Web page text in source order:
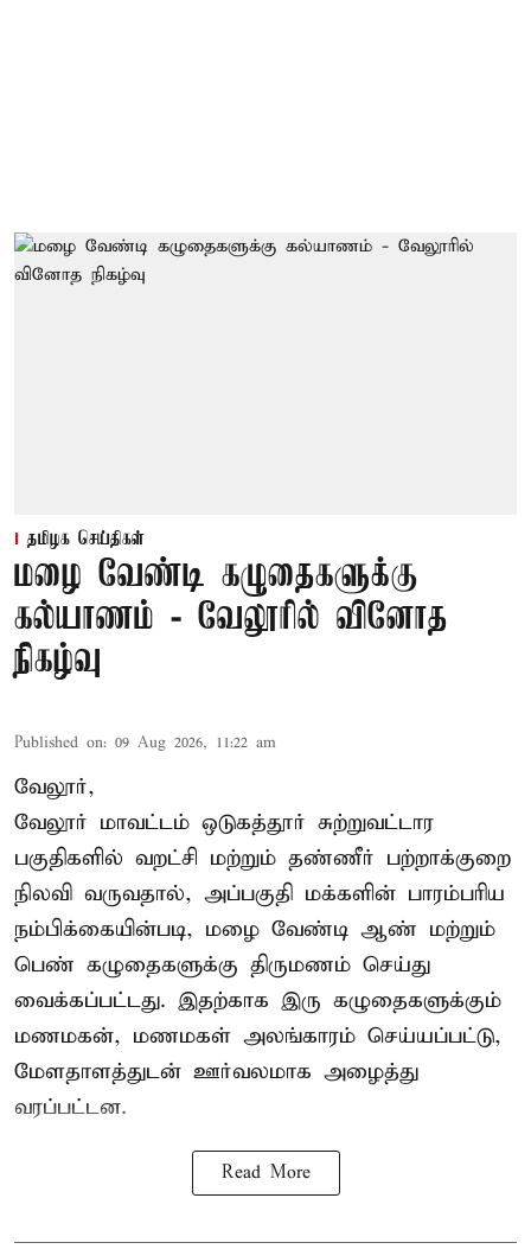
தமிழக செய்திகள்
மழை வேண்டி கழுதைகளுக்கு
கல்யாணம் - வேலூரில் வினோத
நிகழ்வு
Published on: 09 Aug 2026, 11:22 am
வேலூர்,
வேலூர் மாவட்டம் ஒடுகத்தூர் சுற்றுவட்டார
பகுதிகளில் வறட்சி மற்றும் தண்ணீர் பற்றாக்குறை
நிலவி வருவதால், அப்பகுதி மக்களின் பாரம்பரிய
நம்பிக்கையின்படி, மழை வேண்டி ஆண் மற்றும்
பெண் கழுதைகளுக்கு திருமணம் செய்து
வைக்கப்பட்டது. இதற்காக இரு கழுதைகளுக்கும்
மணமகன், மணமகள் அலங்காரம் செய்யப்பட்டு,
மேளதாளத்துடன் ஊர்வலமாக அழைத்து
வரப்பட்டன.
Read More